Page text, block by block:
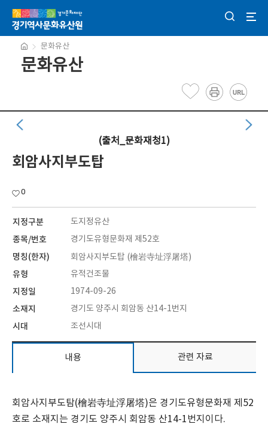
문화유산
문화유산
(출처_문화재청1)
회암사지부도탑
0
지정구분 도지정유산
종목/번호 경기도유형문화재 제52호
명칭(한자) 회암사지부도탑 (檜岩寺址浮屠塔)
유형 유적건조물
지정일 1974-09-26
소재지 경기도 양주시 회암동 산14-1번지
시대 조선시대
내용 관련 자료
회암사지부도탐(檜岩寺址浮屠塔)은 경기도유형문화재 제52
호로 소재지는 경기도 양주시 회암동 산14-1번지이다.